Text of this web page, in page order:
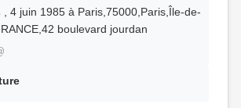
, 4 juin 1985 à Paris,75000,Paris,Île-de-
boulevard jourdan